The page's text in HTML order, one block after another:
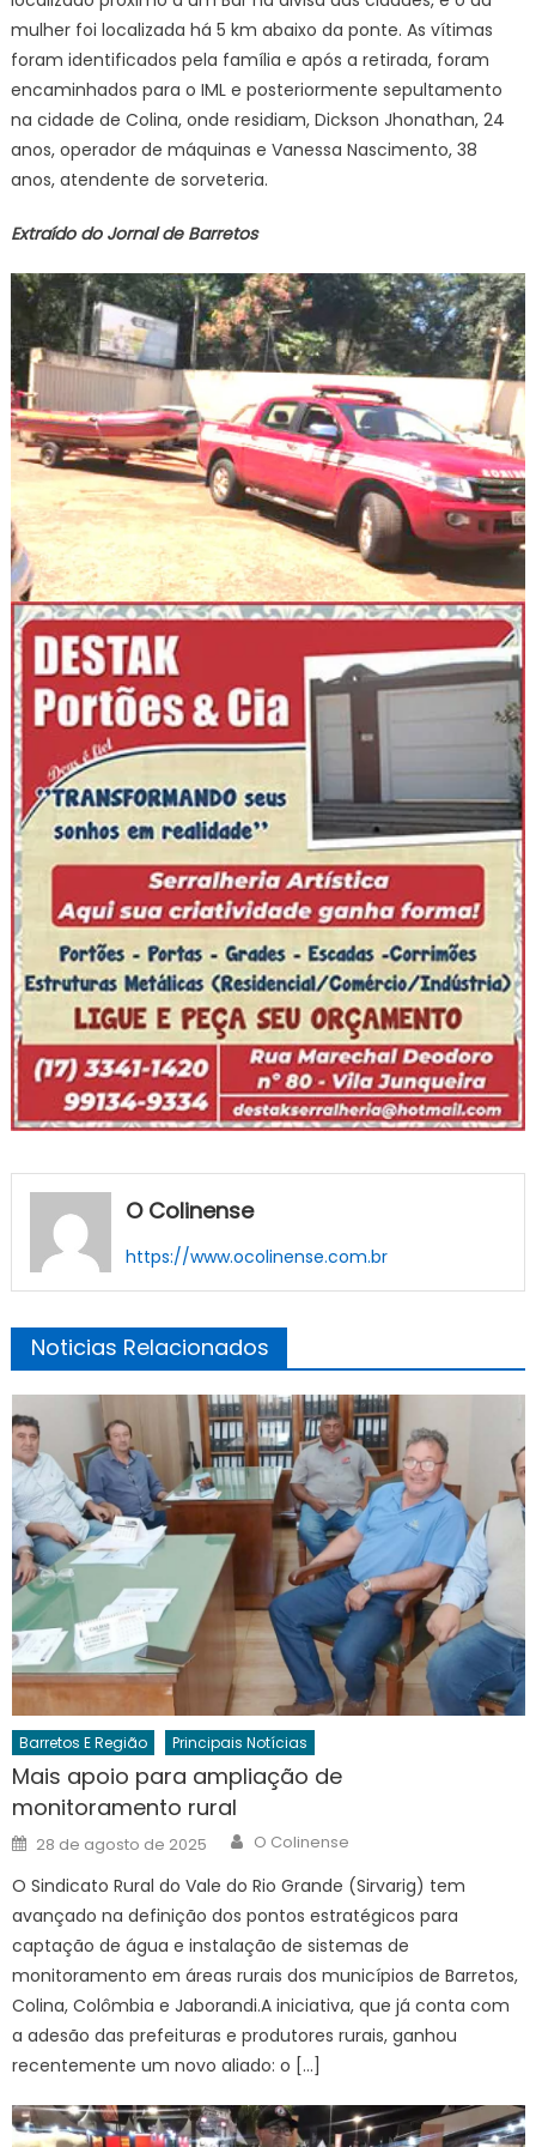
mulher foi localizada há 5 km abaixo da ponte. As vítimas
foram identificados pela família e após a retirada, foram
encaminhados para o IML e posteriormente sepultamento
na cidade de Colina, onde residiam, Dickson Jhonathan, 24
anos, operador de máquinas e Vanessa Nascimento, 38
anos, atendente de sorveteria.
Extraído do Jornal de Barretos
O Colinense
https://www.ocolinense.com.br
Noticias Relacionados
Barretos E Região Principais Notícias
Mais apoio para ampliação de
monitoramento rural
Posted
on
28 de agosto de 2025 Author
O Colinense
O Sindicato Rural do Vale do Rio Grande (Sirvarig) tem
avançado na definição dos pontos estratégicos para
captação de água e instalação de sistemas de
monitoramento em áreas rurais dos municípios de Barretos,
Colina, Colômbia e Jaborandi.A iniciativa, que já conta com
a adesão das prefeituras e produtores rurais, ganhou
recentemente um novo aliado: o […]